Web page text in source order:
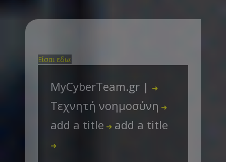
Είσαι εδω:
MyCyberTeam.gr | ➜
Τεχνητή νοημοσύνη ➜
add a title ➜ add a title
➜